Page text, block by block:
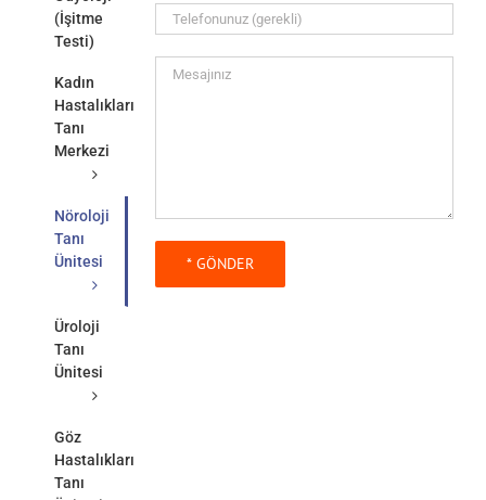
(İşitme
Testi)
Kadın
Hastalıkları
Tanı
Merkezi
Nöroloji
Tanı
Ünitesi
Üroloji
Tanı
Ünitesi
Göz
Hastalıkları
Tanı